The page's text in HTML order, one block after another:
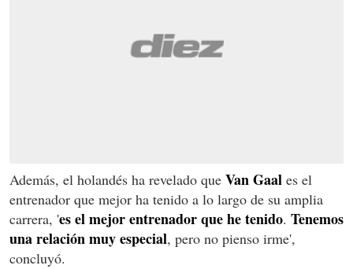
Además, el holandés ha revelado que Van Gaal es el
entrenador que mejor ha tenido a lo largo de su amplia
carrera, 'es el mejor entrenador que he tenido. Tenemos
una relación muy especial, pero no pienso irme',
concluyó.